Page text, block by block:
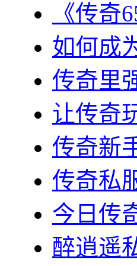
《传奇
如何成
传奇里
让传奇
传奇新
传奇私
今日传
醉逍遥